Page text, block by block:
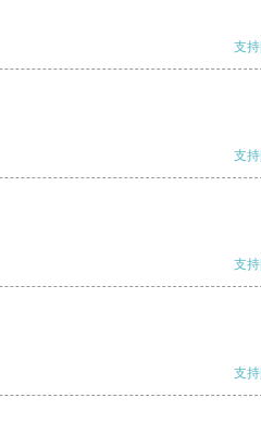
支持
支持
支持
支持